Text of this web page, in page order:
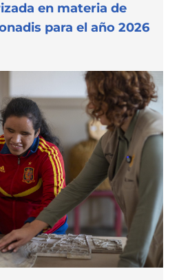
en materia de
para el año 2026